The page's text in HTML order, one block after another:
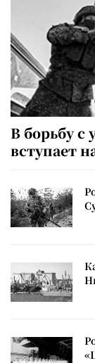
В борьбу
вступает